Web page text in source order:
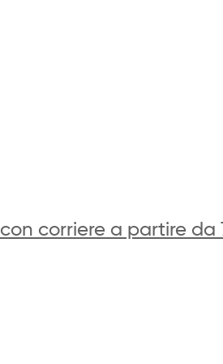
corriere a partire da